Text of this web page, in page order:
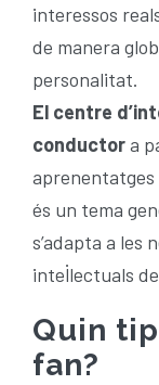
interessos
de manera
personalitat.
El centre
conductora
aprenentatges
és un tema
s’adapta a les
intel·lectuals
Quin
fan?